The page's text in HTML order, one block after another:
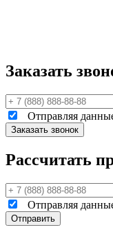
Заказать
Отправляя
Рассчитать
Отправляя